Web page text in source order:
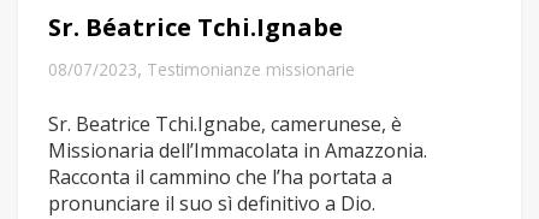
Sr. Béatrice Tchi.Ignabe
08/07/2023, Testimonianze missionarie
Sr. Beatrice Tchi.Ignabe, camerunese, è
Missionaria dell’Immacolata in Amazzonia.
Racconta il cammino che l’ha portata a
pronunciare il suo sì definitivo a Dio.